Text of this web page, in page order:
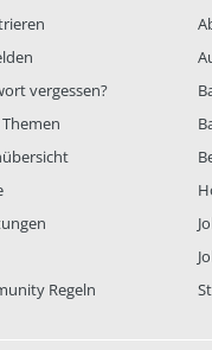
vergessen?
Regeln